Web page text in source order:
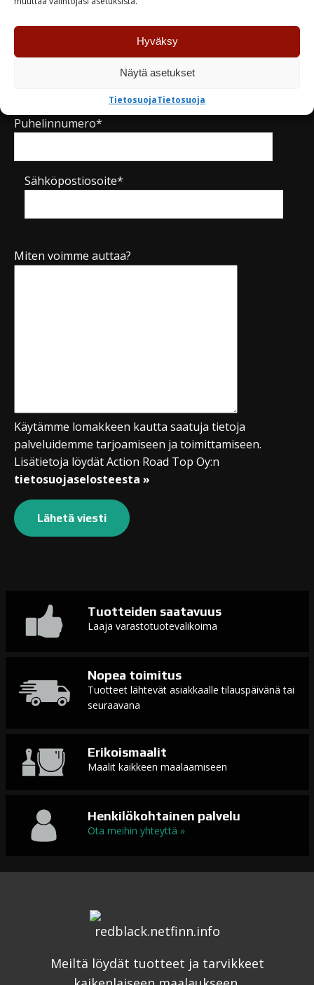
Hyväksy
Näytä asetukset
TietosuojaTietosuoja
Nimi*
Puhelinnumero*
Sähköpostiosoite*
Miten voimme auttaa?
Käytämme lomakkeen kautta saatuja tietoja
palveluidemme tarjoamiseen ja toimittamiseen.
Lisätietoja löydät Action Road Top Oy:n
tietosuojaselosteesta »
Tuotteiden saatavuus
Laaja varastotuotevalikoima
Nopea toimitus
Tuotteet lähtevät asiakkaalle tilauspäivänä tai
seuraavana
Erikoismaalit
Maalit kaikkeen maalaamiseen
Henkilökohtainen palvelu
Ota meihin yhteyttä »
Meiltä löydät tuotteet ja tarvikkeet